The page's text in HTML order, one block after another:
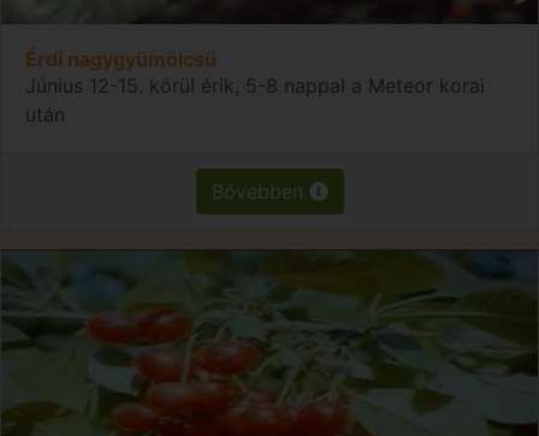
Érdi nagygyümölcsű
Június 12-15. körül érik, 5-8 nappal a Meteor korai
után
Bővebben